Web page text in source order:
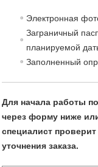
Электронная
Заграничный
планируемой
Заполненный
Для начала работы
через форму ниже
специалист
уточнения заказа.